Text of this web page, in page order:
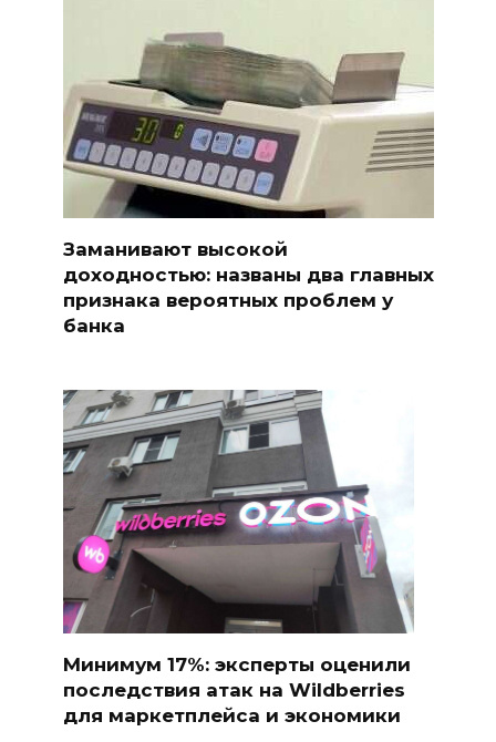
Заманивают высокой
доходностью: названы два главных
признака вероятных проблем у
банка
Минимум 17%: эксперты оценили
последствия атак на Wildberries
для маркетплейса и экономики